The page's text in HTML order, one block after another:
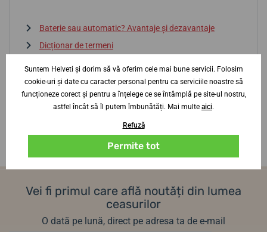
Baterie sau automatic? Avantaje și dezavantaje
Dicționar de termeni
Rezistența la apă? Cum să vă orientați
Importul gri și contrafacerile — atenție
Vei fi primul care află noutăți din lumea
ceasurilor
O dată pe lună, direct pe adresa ta de e-mail
Suntem Helveti și dorim să vă oferim cele mai bune servicii. Folosim
cookie-uri și date cu caracter personal pentru ca serviciile noastre să
funcționeze corect și pentru a înțelege ce se întâmplă pe site-ul nostru,
astfel încât să îl putem îmbunătăți. Mai multe aici.
Refuză
Permite tot